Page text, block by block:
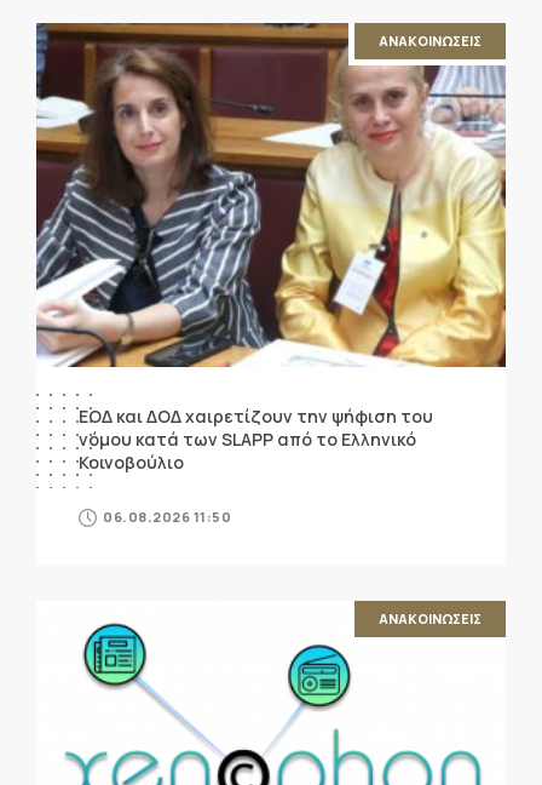
ΑΝΑΚΟΙΝΩΣΕΙΣ
ΕΟΔ και ΔΟΔ χαιρετίζουν την ψήφιση του
νόμου κατά των SLAPP από το Ελληνικό
Κοινοβούλιο
06.08.2026 11:50
ΑΝΑΚΟΙΝΩΣΕΙΣ